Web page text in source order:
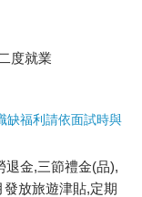
度就業
缺福利請依面試時與
金,三節禮金(品),
放旅遊津貼,定期